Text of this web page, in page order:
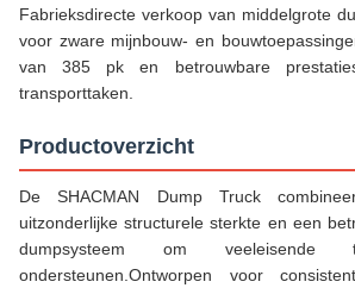
Fabrieksdirecte verkoop van middelgrote
voor zware mijnbouw- en
van 385 pk en betrouwbare
transporttaken.
Productoverzicht
De SHACMAN Dump Truck
uitzonderlijke structurele sterkte en een
dumpsysteem om veeleisende
ondersteunen.Ontworpen voor